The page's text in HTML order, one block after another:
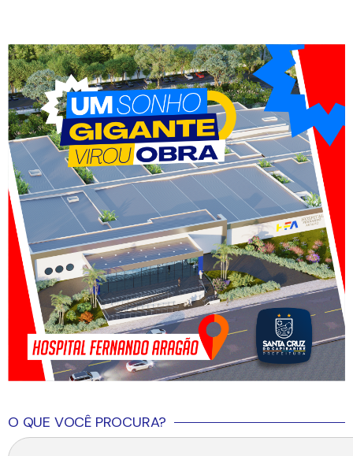
O QUE VOCÊ PROCURA?